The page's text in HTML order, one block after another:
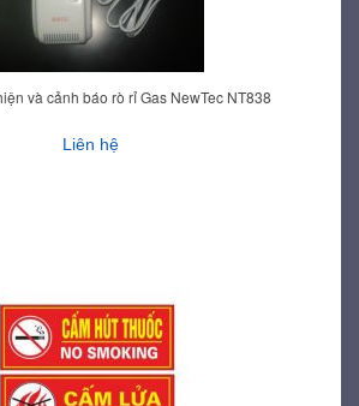
và cảnh báo rò rỉ Gas NewTec NT838
Liên hệ